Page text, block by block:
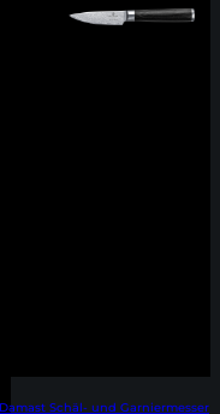
Damast Schäl- und Garniermesser